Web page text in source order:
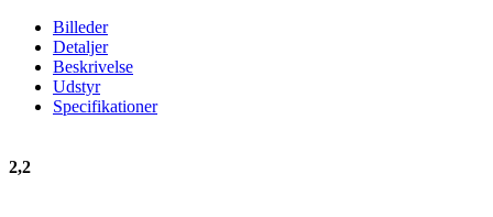
Billeder
Detaljer
Beskrivelse
Udstyr
Specifikationer
2,2